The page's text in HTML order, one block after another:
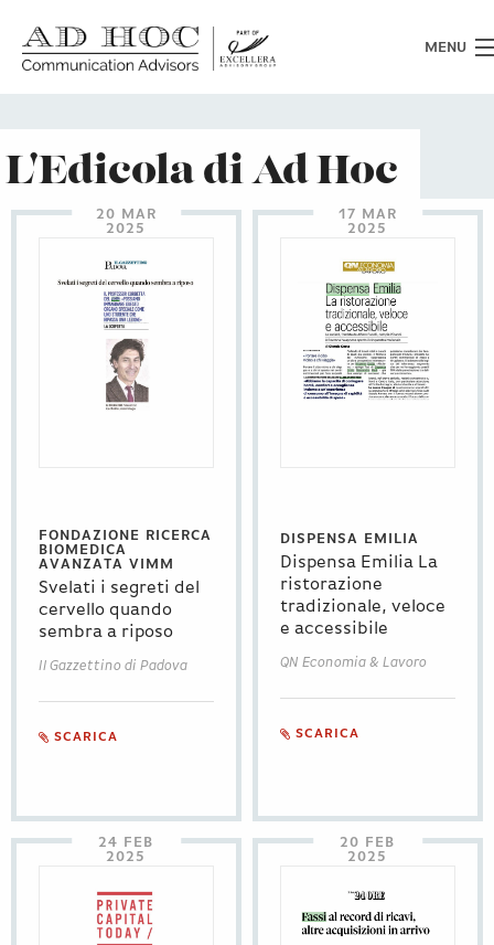
MENU
Contatti
Ita
L'Edicola di Ad Hoc
20 MAR
2025
FONDAZIONE RICERCA
BIOMEDICA
AVANZATA VIMM
Svelati i segreti del
cervello quando
sembra a riposo
Il Gazzettino di Padova
SCARICA
17 MAR
2025
DISPENSA EMILIA
Dispensa Emilia La
ristorazione
tradizionale, veloce
e accessibile
QN Economia & Lavoro
SCARICA
24 FEB
2025
20 FEB
2025